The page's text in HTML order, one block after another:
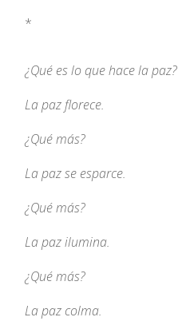
*
¿Qué es lo que hace la paz?
La paz florece.
¿Qué más?
La paz se esparce.
¿Qué más?
La paz ilumina.
¿Qué más?
La paz colma.